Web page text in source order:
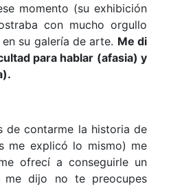
momento (su exhibición
con mucho orgullo
su galería de arte. Me di
para hablar (afasia) y
de contarme la historia de
me explicó lo mismo) me
ofrecí a conseguirle un
dijo no te preocupes